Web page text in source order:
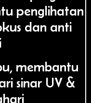
penglihatan
dan anti
membantu
sinar UV &